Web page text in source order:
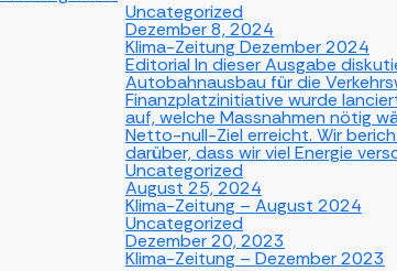
Uncategorized
Dezember 8, 2024
Klima-Zeitung Dezember 2024
Editorial In dieser Ausgabe
Autobahnausbau für die
Finanzplatzinitiative wurde
auf, welche Massnahmen nötig
Netto-null-Ziel erreicht. Wir
darüber, dass wir viel Energie
Uncategorized
August 25, 2024
Klima-Zeitung – August 2024
Uncategorized
Dezember 20, 2023
Klima-Zeitung – Dezember 2023